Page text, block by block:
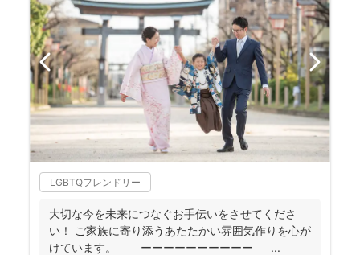
LGBTQフレンドリー
大切な今を未来につなぐお手伝いをさせてくださ
い！ ご家族に寄り添うあたたかい雰囲気作りを心が
けています。 ーーーーーーーーーー ...